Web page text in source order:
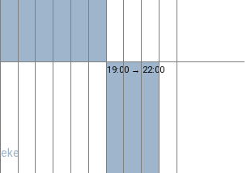
19:00 → 22:00